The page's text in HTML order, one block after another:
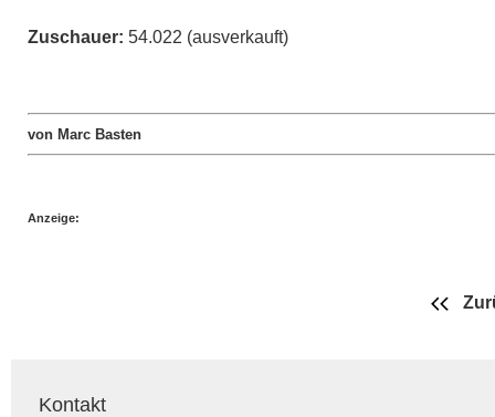
Zuschauer: 54.022 (ausverkauft)
von Marc Basten
Anzeige:
Kontakt